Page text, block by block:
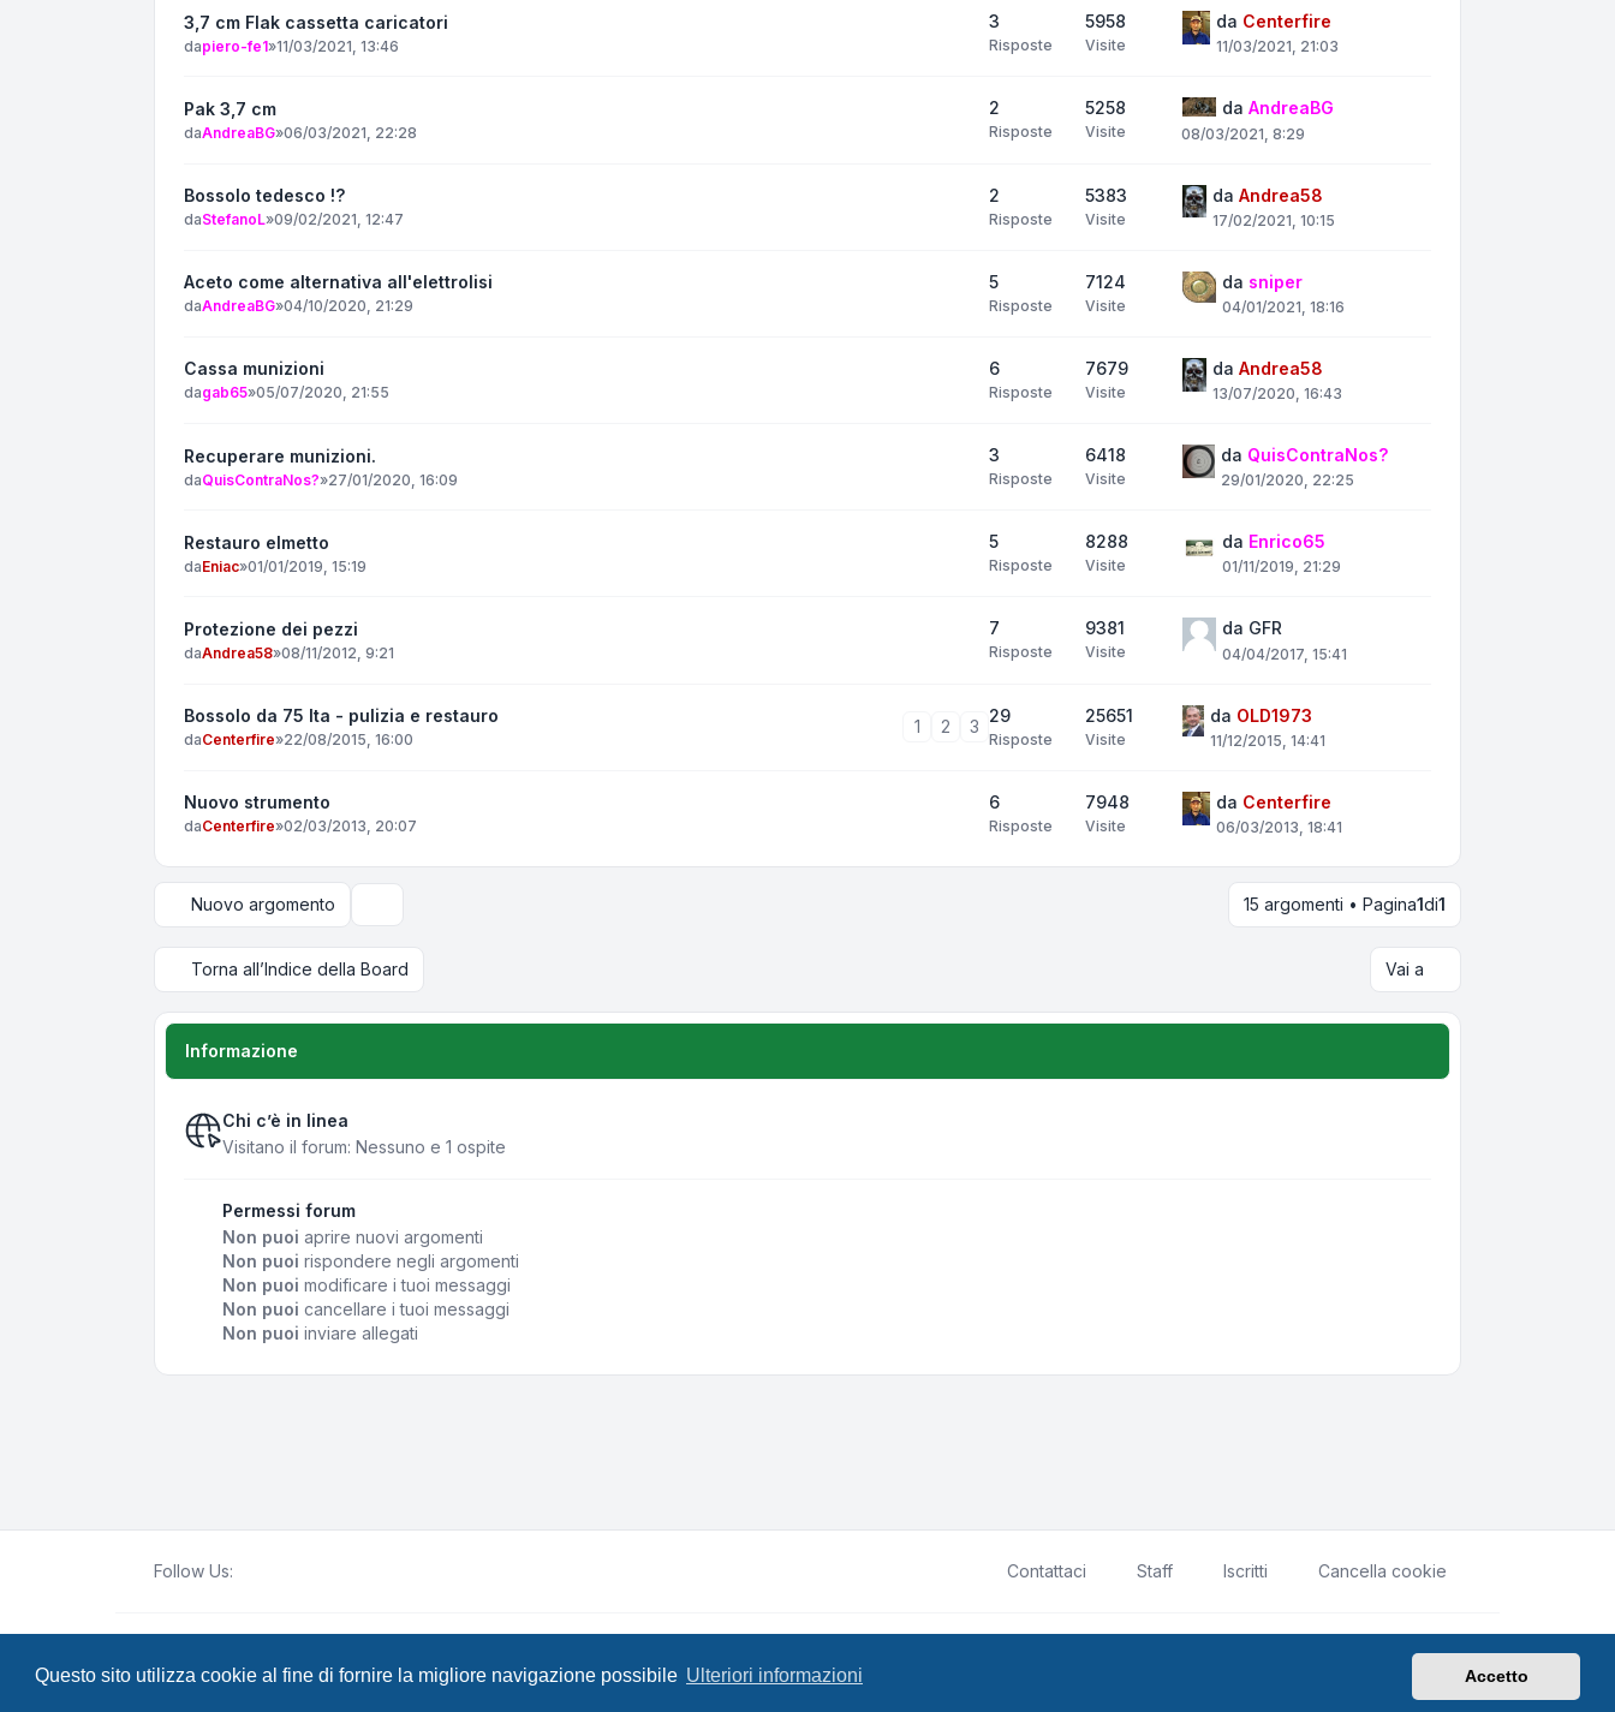
Questo sito utilizza cookie al fine di fornire la migliore navigazione possibile Ulteriori informazioni Accetto
3,7 cm Flak cassetta caricatori
dapiero-fe1»11/03/2021, 13:46
3
Risposte
5958
Visite
da Centerfire
11/03/2021, 21:03
Pak 3,7 cm
daAndreaBG»06/03/2021, 22:28
2
Risposte
5258
Visite
da AndreaBG
08/03/2021, 8:29
Bossolo tedesco !?
daStefanoL»09/02/2021, 12:47
2
Risposte
5383
Visite
da Andrea58
17/02/2021, 10:15
Aceto come alternativa all'elettrolisi
daAndreaBG»04/10/2020, 21:29
5
Risposte
7124
Visite
da sniper
04/01/2021, 18:16
Cassa munizioni
dagab65»05/07/2020, 21:55
6
Risposte
7679
Visite
da Andrea58
13/07/2020, 16:43
Recuperare munizioni.
daQuisContraNos?»27/01/2020, 16:09
3
Risposte
6418
Visite
da QuisContraNos?
29/01/2020, 22:25
Restauro elmetto
daEniac»01/01/2019, 15:19
5
Risposte
8288
Visite
da Enrico65
01/11/2019, 21:29
Protezione dei pezzi
daAndrea58»08/11/2012, 9:21
7
Risposte
9381
Visite
da GFR
04/04/2017, 15:41
Bossolo da 75 Ita - pulizia e restauro
daCenterfire»22/08/2015, 16:00
1 2 3
29
Risposte
25651
Visite
da OLD1973
11/12/2015, 14:41
Nuovo strumento
daCenterfire»02/03/2013, 20:07
6
Risposte
7948
Visite
da Centerfire
06/03/2013, 18:41
Nuovo argomento 15 argomenti • Pagina1di1
Torna all’Indice della Board Vai a
Informazione
Chi c’è in linea
Visitano il forum: Nessuno e 1 ospite
Permessi forum
Non puoi aprire nuovi argomenti
Non puoi rispondere negli argomenti
Non puoi modificare i tuoi messaggi
Non puoi cancellare i tuoi messaggi
Non puoi inviare allegati
Follow Us: Contattaci Staff Iscritti Cancella cookie
Traduzione ItalianaphpBB-Italia.it
UTC+02:00